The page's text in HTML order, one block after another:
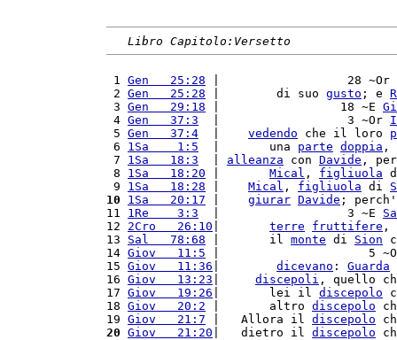
Libro Capitolo:Versetto
1 Gen   25:28 |                  28 ~Or
2 Gen   25:28 |        di suo gusto ; e
3 Gen   29:18 |                 18 ~E
4 Gen   37:3
  |                  3 ~Or
5 Gen   37:4 vedendo che il loro
6 1Sa    1:5
  |       una
parte doppia ,
7 1Sa   18:3 alleanza con Davide ,
8 1Sa   18:20 Mical , figliuola
9 1Sa   18:28 Mical , figliuola di
10
1Sa   20:17 giurar Davide ;
11 1Re    3:3
  |                  3 ~E
12 2Cro   26:10 terre fruttifere ,
13 Sal   78:68 |       il monte di Sion
14 Giov   11:5 |                     5
15 Giov   11:36 dicevano : Guarda
16 Giov   13:23 discepoli , quello
17 Giov   19:26 |       lei il discepolo
18 Giov   20:2 |       altro discepolo
19 Giov   21:7 |   Allora il discepolo
20 Giov   21:20 |   dietro il discepolo